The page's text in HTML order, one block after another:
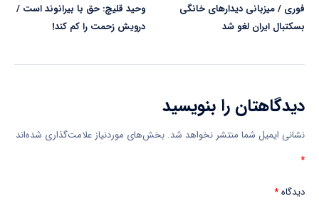
فوری / میزبانی دیدارهای خانگی
بسکتبال ایران لغو شد
وحید قلیچ: حق با بیرانوند است /
درویش زحمت را کم کند!
دیدگاهتان را بنویسید
نشانی ایمیل شما منتشر نخواهد شد. بخش‌های موردنیاز علامت‌گذاری شده‌اند
*
دیدگاه*